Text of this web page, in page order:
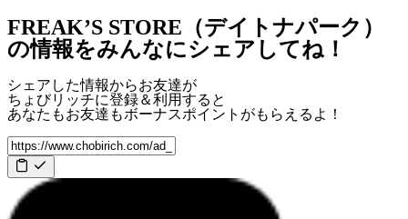
FREAK’S STORE（デイトナパーク）
の情報をみんなにシェアしてね！
シェアした情報からお友達が
ちょびリッチに登録＆利用すると
あなたもお友達もボーナスポイント がもらえるよ！